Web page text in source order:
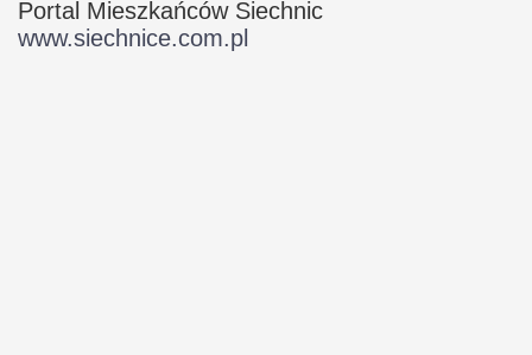
Portal Mieszkańców Siechnic
www.siechnice.com.pl